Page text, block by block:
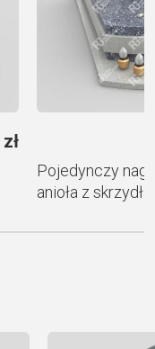
zł
Pojedynczy
anioła z